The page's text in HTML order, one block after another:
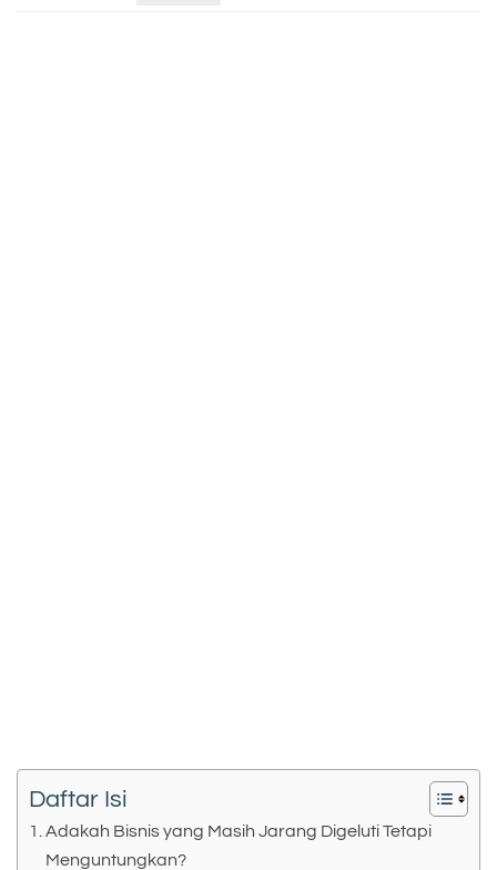
Daftar Isi
Adakah Bisnis yang Masih Jarang Digeluti Tetapi
Menguntungkan?